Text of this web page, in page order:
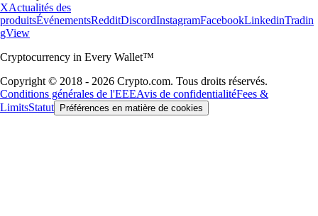
XActualités des
produitsÉvénementsRedditDiscordInstagramFacebookLinkedinTradin
gView
Cryptocurrency in Every Wallet™
Copyright © 2018 - 2026 Crypto.com. Tous droits réservés.
Conditions générales de l'EEEAvis de confidentialitéFees &
LimitsStatut Préférences en matière de cookies